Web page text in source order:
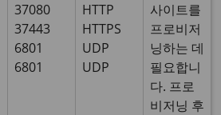
37080
37443
6801
6801
HTTP
HTTPS
UDP
UDP
사이트를
프로비저
닝하는 데
필요합니
다. 프로
비저닝 후